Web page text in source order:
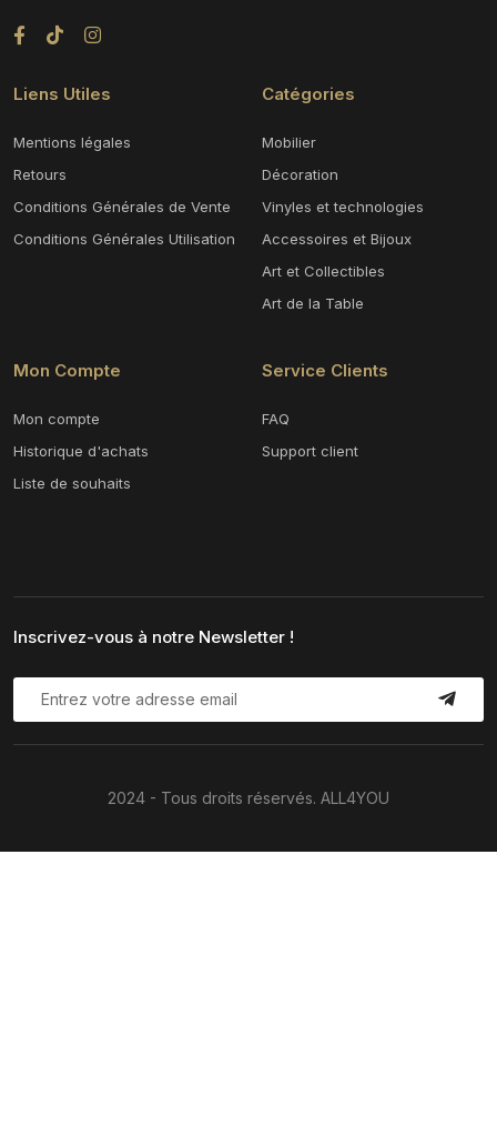
Liens Utiles
Mentions légales
Retours
Conditions Générales de Vente
Conditions Générales Utilisation
Catégories
Mobilier
Décoration
Vinyles et technologies
Accessoires et Bijoux
Art et Collectibles
Art de la Table
Mon Compte
Mon compte
Historique d'achats
Liste de souhaits
Service Clients
FAQ
Support client
Inscrivez-vous à notre Newsletter !
2024 - Tous droits réservés. ALL4YOU